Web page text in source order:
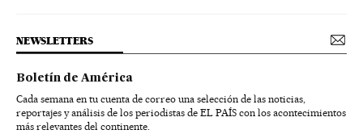
NEWSLETTERS
Boletín de América
Cada semana en tu cuenta de correo una selección de las noticias,
reportajes y análisis de los periodistas de EL PAÍS con los acontecimientos
más relevantes del continente.